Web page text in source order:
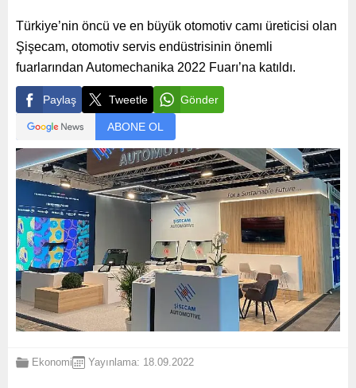
Türkiye’nin öncü ve en büyük otomotiv camı üreticisi olan
Şişecam, otomotiv servis endüstrisinin önemli
fuarlarından Automechanika 2022 Fuarı’na katıldı.
Paylaş Tweetle Gönder
ABONE OL
Ekonomi Yayınlama: 18.09.2022